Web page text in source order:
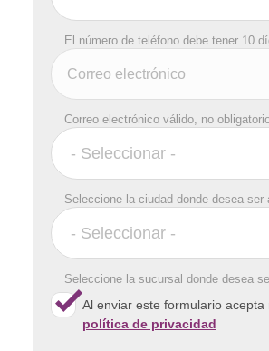
El número de teléfono debe tener 10
Correo electrónico válido, no
Seleccione la ciudad donde desea ser
Seleccione la sucursal donde desea
Al enviar este formulario acepta
política de privacidad